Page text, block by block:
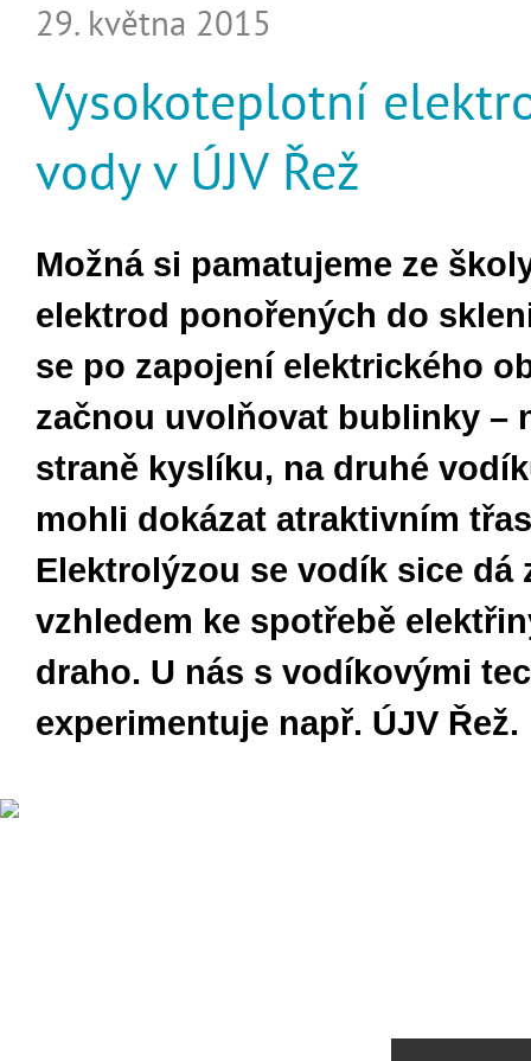
29. května 2015
Vysokoteplotní
vody v ÚJV Řež
Možná si pamatujeme ze
elektrod ponořených do
se po zapojení elektrického
začnou uvolňovat bublinky –
straně kyslíku, na druhé
mohli dokázat atraktivním
Elektrolýzou se vodík sice dá
vzhledem ke spotřebě
draho. U nás s vodíkovými
experimentuje např. ÚJV Řež.